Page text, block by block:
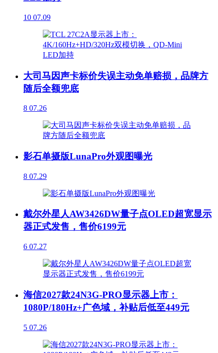
10 07.09
大司马因声卡标价失误主动免单赔损，品牌方
随后全额兜底
8 07.26
影石单摄版LunaPro外观图曝光
8 07.29
戴尔外星人AW3426DW量子点OLED超宽显示
器正式发售，售价6199元
6 07.27
海信2027款24N3G-PRO显示器上市：
1080P/180Hz+广色域，补贴后低至449元
5 07.26